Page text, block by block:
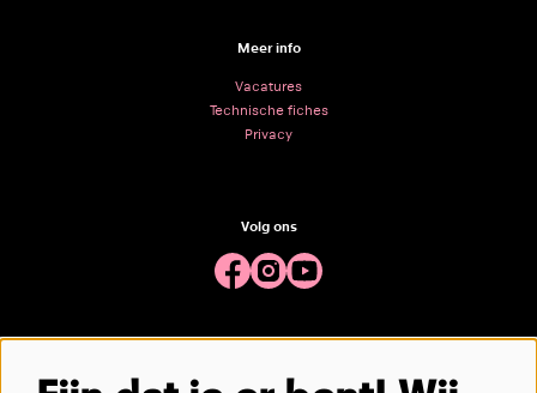
Meer info
Vacatures
Technische fiches
Privacy
Volg ons
Meld je aan voor de nieuwsbrief